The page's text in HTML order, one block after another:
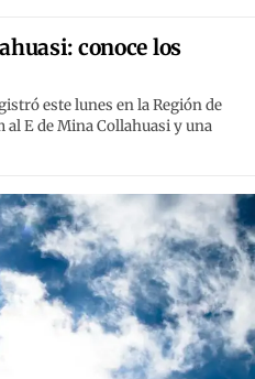
conoce los
este lunes en la Región de
al E de Mina Collahuasi y una